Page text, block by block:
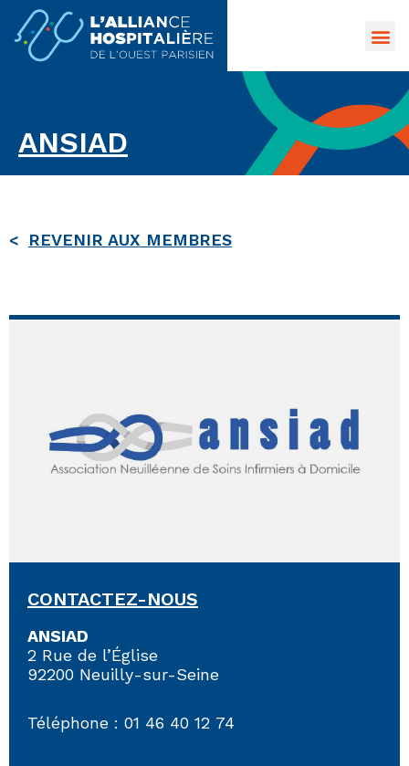
contenu
ANSIAD
REVENIR AUX MEMBRES
CONTACTEZ-NOUS
ANSIAD
2 Rue de l’Église
92200 Neuilly-sur-Seine
Télé­phone : 01 46 40 12 74